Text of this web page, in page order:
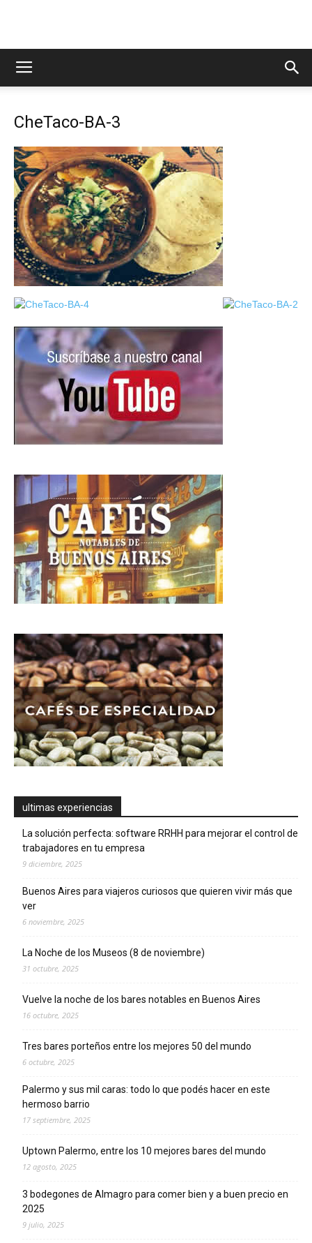
CheTaco-BA-3
ultimas experiencias
La solución perfecta: software RRHH para mejorar el control de
trabajadores en tu empresa
9 diciembre, 2025
Buenos Aires para viajeros curiosos que quieren vivir más que
ver
6 noviembre, 2025
La Noche de los Museos (8 de noviembre)
31 octubre, 2025
Vuelve la noche de los bares notables en Buenos Aires
16 octubre, 2025
Tres bares porteños entre los mejores 50 del mundo
6 octubre, 2025
Palermo y sus mil caras: todo lo que podés hacer en este
hermoso barrio
17 septiembre, 2025
Uptown Palermo, entre los 10 mejores bares del mundo
12 agosto, 2025
3 bodegones de Almagro para comer bien y a buen precio en
2025
9 julio, 2025